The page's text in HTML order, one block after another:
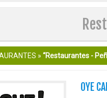
» “Restaurantes -
OYE